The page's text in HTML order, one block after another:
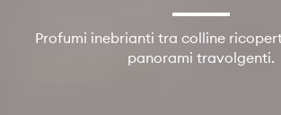
Profumi inebrianti tra colline
panorami travolgenti.